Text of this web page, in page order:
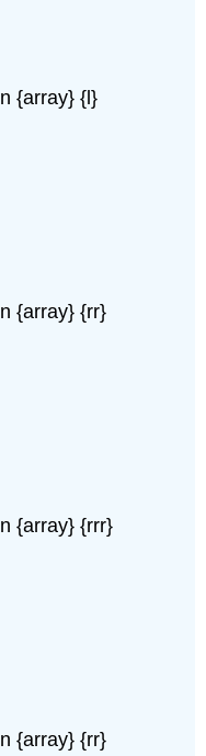
{array} {l}
{array} {rr}
{array} {rrr}
{array} {rr}